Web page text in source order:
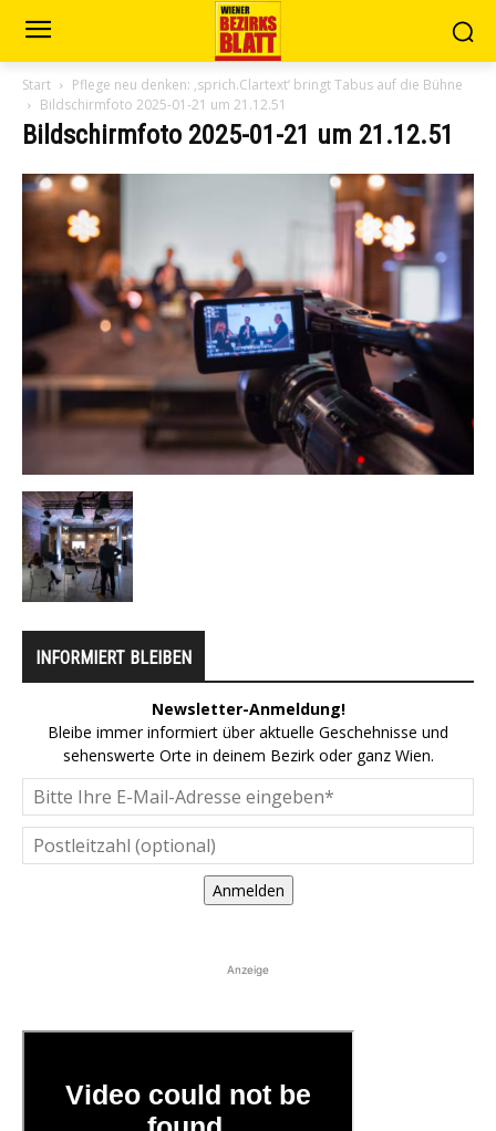
Start
Pflege neu denken: ‚sprich.Clartext‘ bringt Tabus auf die Bühne
Bildschirmfoto 2025-01-21 um 21.12.51
Bildschirmfoto 2025-01-21 um 21.12.51
INFORMIERT BLEIBEN
Newsletter-Anmeldung!
Bleibe immer informiert über aktuelle Geschehnisse und
sehenswerte Orte in deinem Bezirk oder ganz Wien.
Anmelden
Anzeige